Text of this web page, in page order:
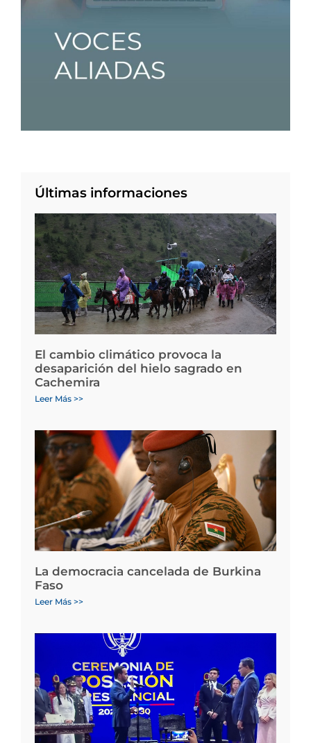
Últimas informaciones
El cambio climático provoca la
desaparición del hielo sagrado en
Cachemira
Leer Más >>
La democracia cancelada de Burkina
Faso
Leer Más >>